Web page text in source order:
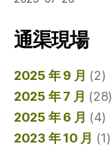
通渠現場
2025 年 9 月 (2)
2025 年 7 月 (28)
2025 年 6 月 (4)
2023 年 10 月 (1)